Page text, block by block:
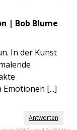
| Bob Blume
In der Kunst
[...]
Antworten